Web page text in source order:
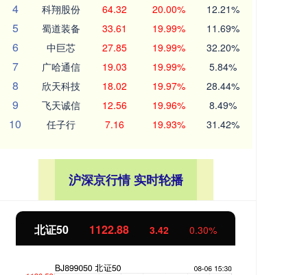
4 科翔股份 64.32 20.00% 12.21%
5 蜀道装备 33.61 19.99% 11.69%
6 中巨芯 27.85 19.99% 32.20%
7 广哈通信 19.03 19.99% 5.84%
8 欣天科技 18.02 19.97% 28.44%
9 飞天诚信 12.56 19.96% 8.49%
10 任子行 7.16 19.93% 31.42%
沪深京行情 实时轮播
北证50 1122.88 3.42 0.30%